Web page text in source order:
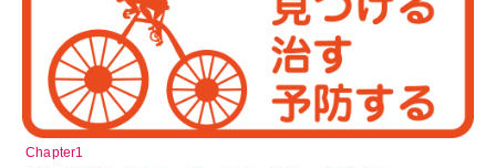
Chapter1